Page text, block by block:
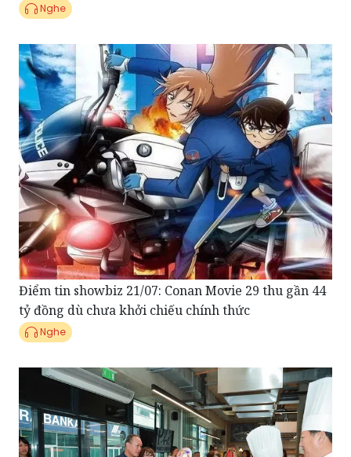
Nghe
Điểm tin showbiz 21/07: Conan Movie 29 thu gần 44
tỷ đồng dù chưa khởi chiếu chính thức
Nghe